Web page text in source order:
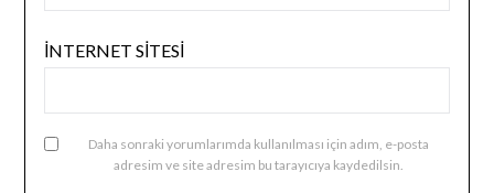
İNTERNET SITESI
Daha sonraki yorumlarımda kullanılması için adım, e-posta
adresim ve site adresim bu tarayıcıya kaydedilsin.